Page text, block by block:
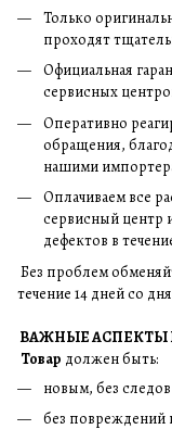
Только
проходят
Официальная
сервисных
Оперативно
обращения,
нашими
Оплачиваем все
сервисный центр
дефектов в
Без проблем
течение 14 дней со
ВАЖНЫЕ АСПЕКТЫ
Товар должен быть:
новым, без
без повреждений